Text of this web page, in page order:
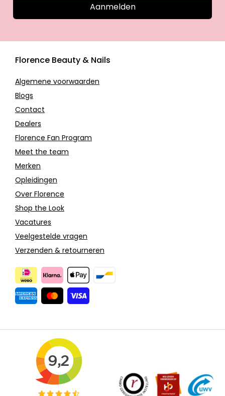
Aanmelden
Florence Beauty & Nails
Algemene voorwaarden
Blogs
Contact
Dealers
Florence Fan Program
Meet the team
Merken
Opleidingen
Over Florence
Shop the Look
Vacatures
Veelgestelde vragen
Verzenden & retourneren